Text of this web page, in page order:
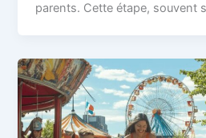
parents. Cette étape, souvent